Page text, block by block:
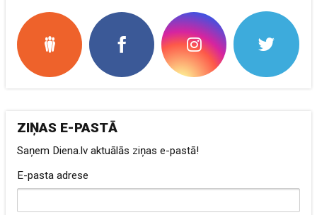
ZIŅAS E-PASTĀ
Saņem Diena.lv aktuālās ziņas e-pastā!
E-pasta adrese